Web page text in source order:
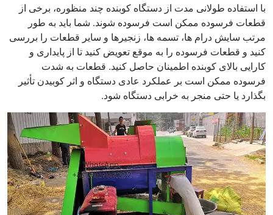
با استفاده طولانی مدت از دستگاه کوبنده چند منظوره، برخی از
قطعات فرسوده ممکن است فرسوده شوند. شما باید به طور
مرتب سایش درام ها، تسمه ها، زنجیرها و سایر قطعات را بررسی
کنید و قطعات فرسوده را به موقع تعویض کنید تا از پایداری و
کارایی بالای کوبنده اطمینان حاصل کنید. قطعات به شدت
فرسوده ممکن است بر عملکرد عادی دستگاه و اثر کوبیدن تأثیر
بگذارد یا حتی منجر به خرابی دستگاه شود.